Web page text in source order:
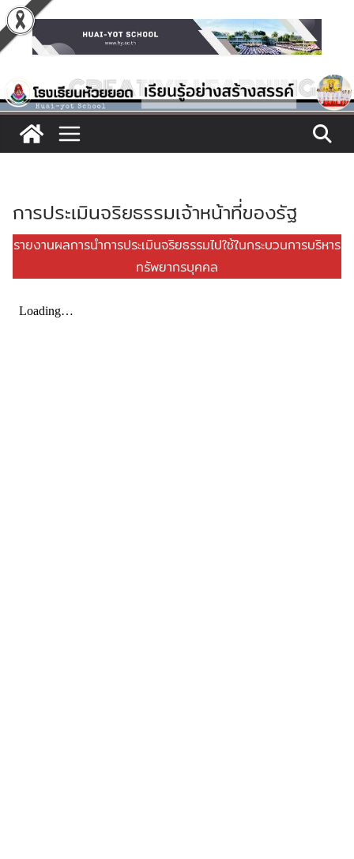
Skip
to
content
การประเมินจริยธรรมเจ้าหน้าที่ของรัฐ
รายงานผลการนำการประเมินจริยธรรมไปใช้ในกระบวนการบริหาร
ทรัพยากรบุคคล